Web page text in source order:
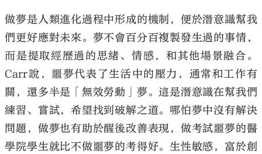
大公文匯
做夢是人類進化過程中形成的機制，便於潛意識幫我
們更好應對未來。夢不會百分百複製發生過的事情，
而是提取經歷過的思緒、情感，和其他場景融合。
Carr說，噩夢代表了生活中的壓力，通常和工作有
關，還多半是「無效勞動」夢。這是潛意識在幫我們
練習、嘗試，希望找到破解之道。哪怕夢中沒有解決
問題，做夢也有助於醒後改善表現，做考試噩夢的醫
學院學生就比不做噩夢的考得好。生性敏感，富於創